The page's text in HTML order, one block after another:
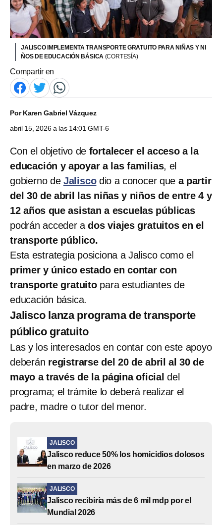
JALISCO IMPLEMENTA TRANSPORTE GRATUITO PARA NIÑAS Y NI
ÑOS DE EDUCACIÓN BÁSICA (CORTESÍA)
Compartir en
PorKaren Gabriel Vázquez
abril 15, 2026 a las 14:01 GMT-6
Con el objetivo de fortalecer el acceso a la
educación y apoyar a las familias, el
gobierno de Jaliscodio a conocer que a partir
del 30 de abril las niñas y niños de entre 4 y
12 años que asistan a escuelas públicas
podrán acceder ados viajes gratuitos en el
transporte público.
Esta estrategia posiciona a Jalisco como el
primer y único estado en contar con
transporte gratuitopara estudiantes de
educación básica.
Jalisco lanza programa de transporte
público gratuito
Las y los interesados en contar con este apoyo
deberán registrarse del 20 de abril al 30 de
mayo a través de la página oficial del
programa; el trámite lo deberá realizar el
padre, madre o tutor del menor.
JALISCO
Jalisco reduce 50% los homicidios dolosos
en marzo de 2026
JALISCO
Jalisco recibiría más de 6 mil mdp por el
Mundial 2026